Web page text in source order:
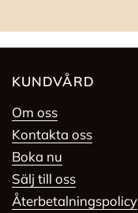
KUNDVÅRD
Om oss
Kontakta oss
Boka nu
Sälj till oss
Återbetalningspolicy